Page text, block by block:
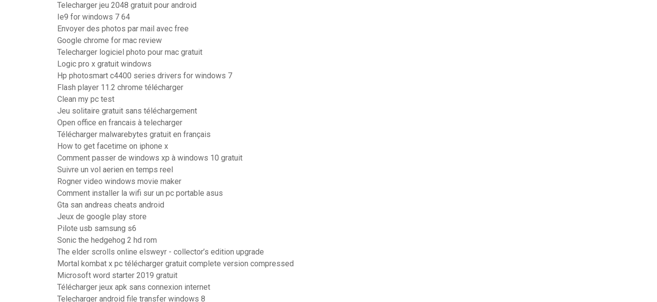
Telecharger jeu 2048 gratuit pour android
Ie9 for windows 7 64
Envoyer des photos par mail avec free
Google chrome for mac review
Telecharger logiciel photo pour mac gratuit
Logic pro x gratuit windows
Hp photosmart c4400 series drivers for windows 7
Flash player 11.2 chrome télécharger
Clean my pc test
Jeu solitaire gratuit sans téléchargement
Open office en francais à telecharger
Télécharger malwarebytes gratuit en français
How to get facetime on iphone x
Comment passer de windows xp à windows 10 gratuit
Suivre un vol aerien en temps reel
Rogner video windows movie maker
Comment installer la wifi sur un pc portable asus
Gta san andreas cheats android
Jeux de google play store
Pilote usb samsung s6
Sonic the hedgehog 2 hd rom
The elder scrolls online elsweyr - collector’s edition upgrade
Mortal kombat x pc télécharger gratuit complete version compressed
Microsoft word starter 2019 gratuit
Télécharger jeux apk sans connexion internet
Telecharger android file transfer windows 8